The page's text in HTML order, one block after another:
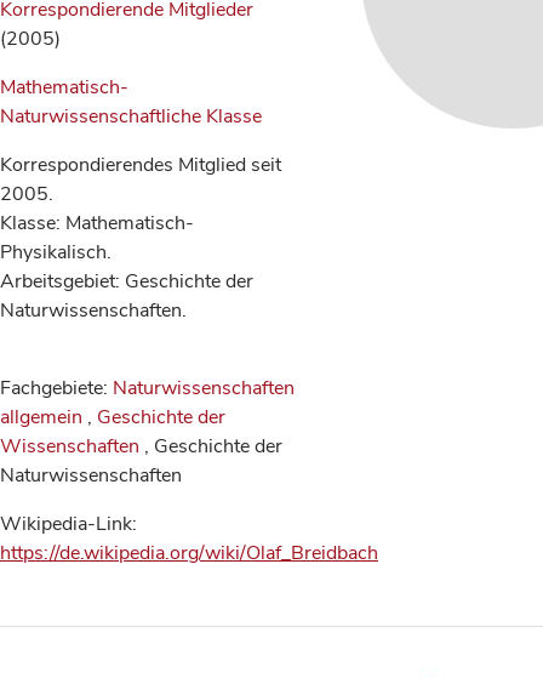
Korrespondierende Mitglieder
(2005)
Mathematisch-
Naturwissenschaftliche Klasse
Korrespondierendes Mitglied seit
2005.
Klasse: Mathematisch-
Physikalisch.
Arbeitsgebiet: Geschichte der
Naturwissenschaften.
Fachgebiete: Naturwissenschaften
allgemein , Geschichte der
Wissenschaften , Geschichte der
Naturwissenschaften
Wikipedia-Link:
https://de.wikipedia.org/wiki/Olaf_Breidbach